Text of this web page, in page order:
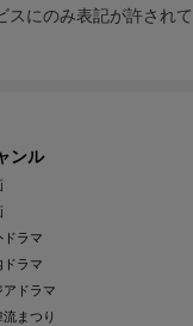
スにのみ表記が許され
ンル
ドラマ
ドラマ
アドラマ
流まつり